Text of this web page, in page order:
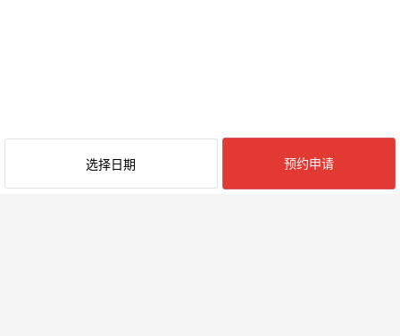
选择日期 预约申请